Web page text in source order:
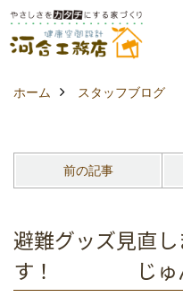
ホーム スタッフブログ
前の記事
避難グッズ見直し
す！ じゅん